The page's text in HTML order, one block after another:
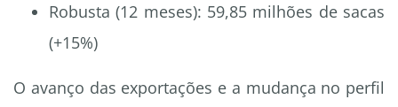
Robusta (12 meses): 59,85 milhões de sacas
(+15%)
O avanço das exportações e a mudança no perfil